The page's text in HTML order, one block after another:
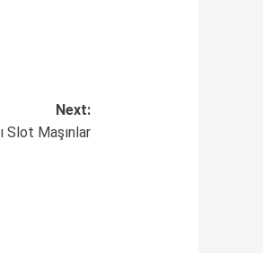
Next:
Slot Maşınlar